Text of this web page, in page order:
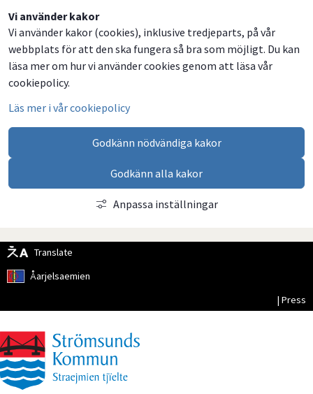
Vi använder kakor
Vi använder kakor (cookies), inklusive tredjeparts, på vår
webbplats för att den ska fungera så bra som möjligt. Du kan
läsa mer om hur vi använder cookies genom att läsa vår
cookiepolicy.
Läs mer i vår cookiepolicy
Godkänn nödvändiga kakor
Godkänn alla kakor
Anpassa inställningar
Translate
Åarjelsaemien
| Press
Dela
på
Facebook
Dela
på
Twitter
Dela
på
LinkedIn
Dela
via
email